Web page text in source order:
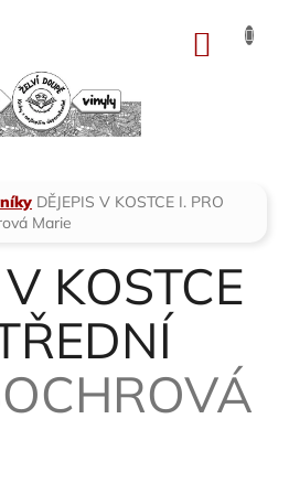
DĚJEPIS V KOSTCE I. PRO
Marie
KOSTCE